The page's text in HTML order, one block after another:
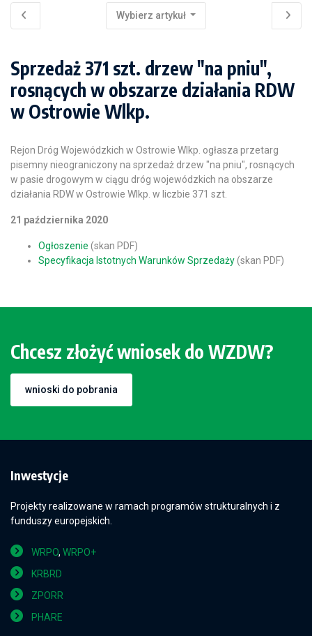
Wybierz artykuł
Sprzedaż 371 szt. drzew "na pniu",
rosnących w obszarze działania RDW
w Ostrowie Wlkp.
Rejon Dróg Wojewódzkich w Ostrowie Wlkp. ogłasza przetarg
pisemny nieograniczony na sprzedaż drzew "na pniu", rosnących
w pasie drogowym w ciągu dróg wojewódzkich na obszarze
działania RDW w Ostrowie Wlkp. w liczbie 371 szt.
21 października 2020
Ogłoszenie (skan PDF)
Specyfikacja Istotnych Warunków Sprzedaży(skan PDF)
Chcesz złożyć wniosek do WZDW?
wnioski do pobrania
Inwestycje
Projekty realizowane w ramach programów strukturalnych i z
funduszy europejskich.
WRPO, WRPO+
KRBRD
ZPORR
PHARE